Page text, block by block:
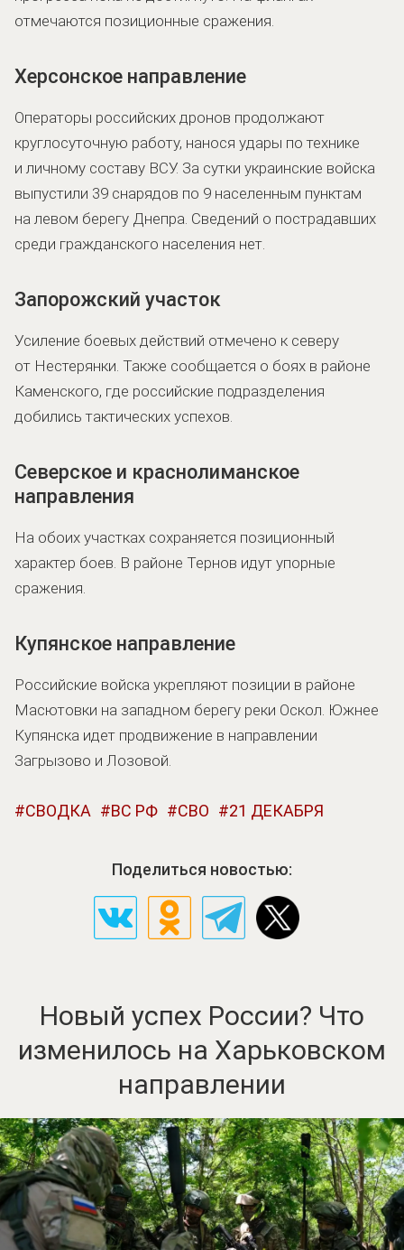
отмечаются позиционные сражения.
Херсонское направление
Операторы российских дронов продолжают
круглосуточную работу, нанося удары по технике
и личному составу ВСУ. За сутки украинские войска
выпустили 39 снарядов по 9 населенным пунктам
на левом берегу Днепра. Сведений о пострадавших
среди гражданского населения нет.
Запорожский участок
Усиление боевых действий отмечено к северу
от Нестерянки. Также сообщается о боях в районе
Каменского, где российские подразделения
добились тактических успехов.
Северское и краснолиманское
направления
На обоих участках сохраняется позиционный
характер боев. В районе Тернов идут упорные
сражения.
Купянское направление
Российские войска укрепляют позиции в районе
Масютовки на западном берегу реки Оскол. Южнее
Купянска идет продвижение в направлении
Загрызово и Лозовой.
СВОДКА ВС РФ СВО 21 ДЕКАБРЯ
Поделиться новостью:
Новый успех России? Что
изменилось на Харьковском
направлении